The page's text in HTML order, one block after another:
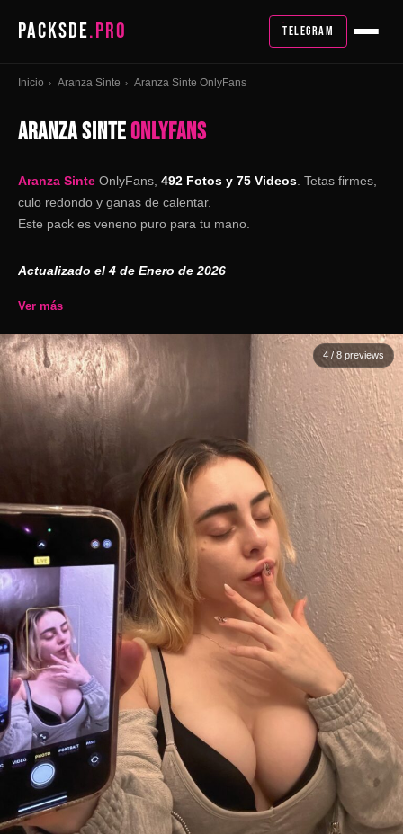
PACKSDE.PRO TELEGRAM
Inicio › Aranza Sinte › Aranza Sinte OnlyFans
ARANZA SINTEONLYFANS
Aranza Sinte OnlyFans, 492 Fotos y 75 Videos Tetas firmes,
culo redondo y ganas de calentar.
Este pack es veneno puro para tu mano.
Actualizado el 4 de Enero de 2026
Ver más
4 / 8 previews